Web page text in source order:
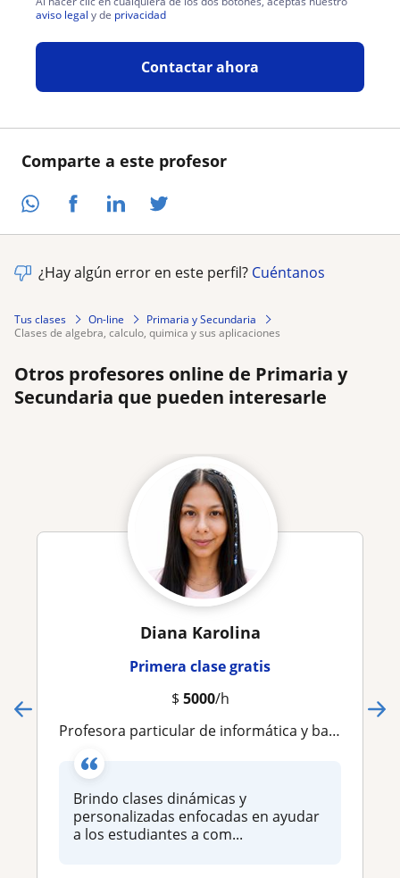
Comparte a este profesor
aviso legal y de privacidad
Contactar ahora
¿Hay algún error en este perfil? Cuéntanos
Tus clases On-line
Primaria y Secundaria
clases de algebra, calculo, quimica y sus aplicaciones
Otros profesores online de Primaria y
Secundaria que pueden interesarle
Diana Karolina
Primera clase gratis
$ 5000/h
Profesora particular de informática y bases de datos – Clases dinámicas y apoyo académico
Brindo clases dinámicas y
personalizadas enfocadas en ayudar
a los estudiantes a com...